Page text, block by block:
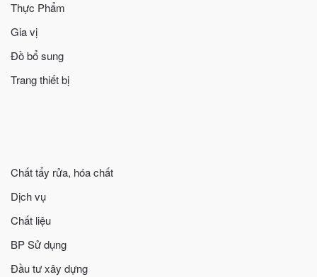
Thực Phẩm
Gia vị
Đồ bổ sung
Trang thiết bị
Chất tẩy rửa, hóa chất
Dịch vụ
Chất liệu
BP Sử dụng
Đầu tư xây dựng